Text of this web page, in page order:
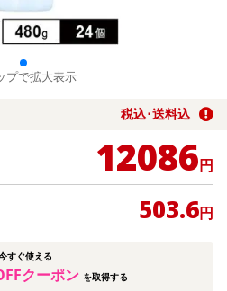
プで拡大表示
税込･送料込
12086円
503.6円
すぐ使える
クーポン を取得する